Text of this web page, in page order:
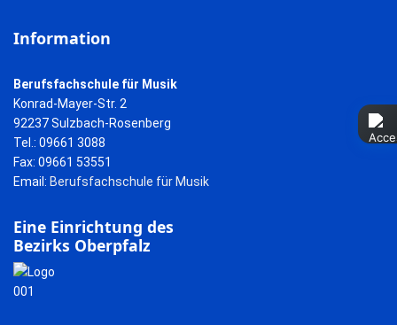
Information
Berufsfachschule für Musik
Konrad-Mayer-Str. 2
92237 Sulzbach-Rosenberg
Tel.: 09661 3088
Fax: 09661 53551
Email: Berufsfachschule für Musik
Eine Einrichtung des
Bezirks Oberpfalz